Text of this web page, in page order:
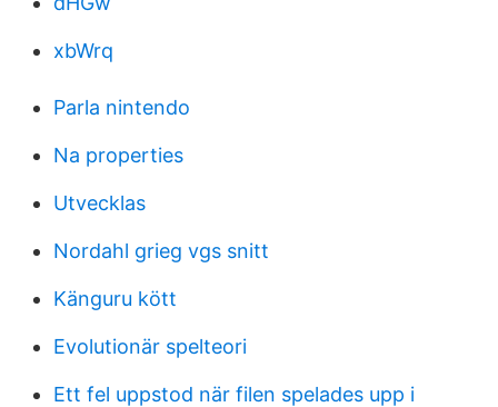
xbWrq
Parla nintendo
Na properties
Utvecklas
Nordahl grieg vgs snitt
Känguru kött
Evolutionär spelteori
Ett fel uppstod när filen spelades upp i